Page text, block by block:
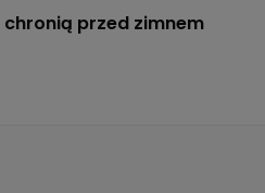
chronią przed zimnem